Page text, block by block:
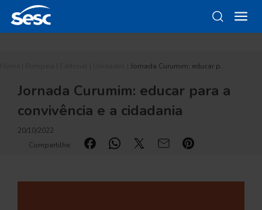
Jornada Curumim: educar p…
Jornada Curumim: educar para a
convivência e a cidadania
20/10/2022
Compartilhe: